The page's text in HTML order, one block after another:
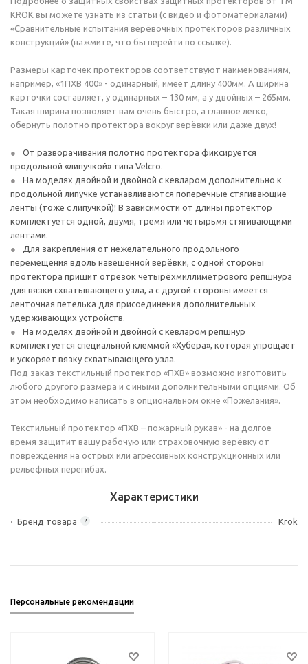
KROK вы можете узнать из статьи (с видео и фотоматериалами)
«Сравнительные испытания верёвочных протекторов различных
конструкций» (нажмите, что бы перейти по ссылке).
Размеры карточек протекторов соответствуют наименованиям,
например, «1ПХВ 400» - одинарный, имеет длину 400мм. А ширина
карточки составляет, у одинарных – 130 мм, а у двойных – 265мм.
Такая ширина позволяет вам очень быстро, а главное легко,
обернуть полотно протектора вокруг верёвки или даже двух!
От разворачивания полотно протектора фиксируется
продольной «липучкой» типа Velcro.
На моделях двойной и двойной с кевларом дополнительно к
продольной липучке устанавливаются поперечные стягивающие
ленты (тоже с липучкой)! В зависимости от длины протектор
комплектуется одной, двумя, тремя или четырьмя стягивающими
лентами.
Для закрепления от нежелательного продольного
перемещения вдоль навешенной верёвки, с одной стороны
протектора пришит отрезок четырёхмиллиметрового репшнура
для вязки схватывающего узла, а с другой стороны имеется
ленточная петелька для присоединения дополнительных
удерживающих устройств.
На моделях двойной и двойной с кевларом репшнур
комплектуется специальной клеммой «Хубера», которая упрощает
и ускоряет вязку схватывающего узла.
Под заказ текстильный протектор «ПХВ» возможно изготовить
любого другого размера и с иными дополнительными опциями. Об
этом необходимо написать в опциональном окне «Пожелания».
Текстильный протектор «ПХВ – пожарный рукав» - на долгое
время защитит вашу рабочую или страховочную верёвку от
повреждения на острых или агрессивных конструкционных или
рельефных перегибах.
Характеристики
?
Бренд товара Krok
Персональные рекомендации